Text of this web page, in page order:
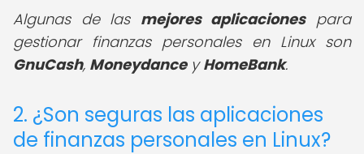
Algunas de las mejores aplicacionespara
gestionar finanzas personales en Linux son
GnuCash, MoneydanceyHomeBank.
2. ¿Son seguras las aplicaciones
de finanzas personales en Linux?